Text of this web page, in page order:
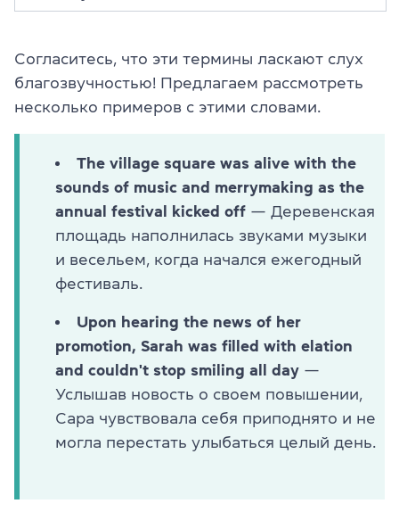
Согласитесь, что эти термины ласкают слух
благозвучностью! Предлагаем рассмотреть
несколько примеров с этими словами.
The village square was alive with the
sounds of music and merrymaking as the
annual festival kicked off — Деревенская
площадь наполнилась звуками музыки
и весельем, когда начался ежегодный
фестиваль.
Upon hearing the news of her
promotion, Sarah was filled with elation
and couldn't stop smiling all day —
Услышав новость о своем повышении,
Сара чувствовала себя приподнято и не
могла перестать улыбаться целый день.